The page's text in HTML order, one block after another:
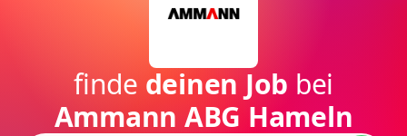
finde deinen Job bei
Ammann ABG Hameln